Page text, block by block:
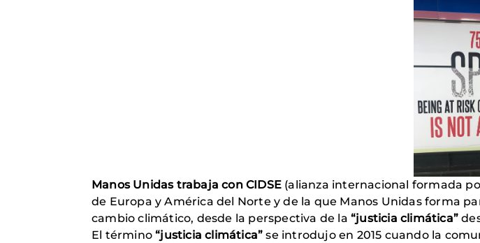
Manos Unidas trabaja con CIDSE (alianza internacional formada
de Europa y América del Norte y de la que Manos Unidas forma
cambio climático, desde la perspectiva de la“justicia climática”
El término“justicia climática” se introdujo en 2015 cuando la